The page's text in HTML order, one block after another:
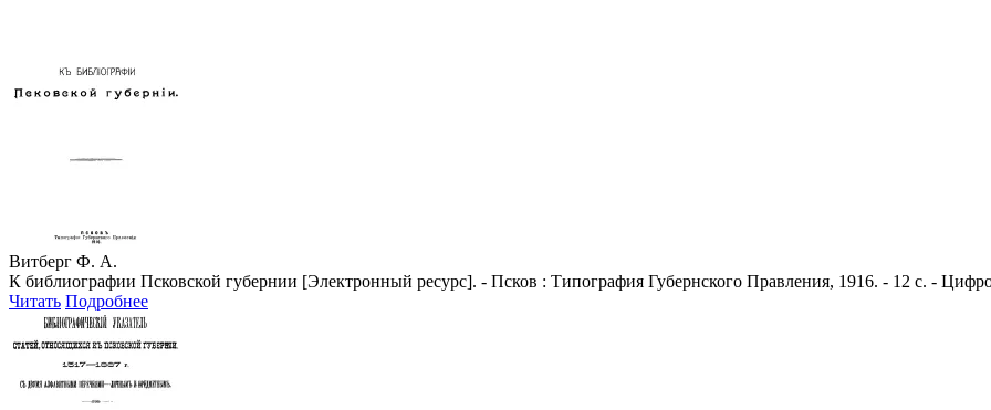
Витберг Ф. А.
К библиографии Псковской губернии [Электронный ресурс]. - Псков : Типография Губернского Правления, 1916. - 12 с. -
Читать Подробнее